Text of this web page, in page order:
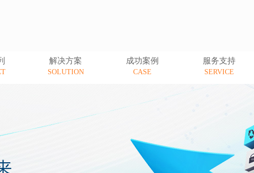
解决方案
SOLUTION
成功案例
CASE
服务支持
SERVICE